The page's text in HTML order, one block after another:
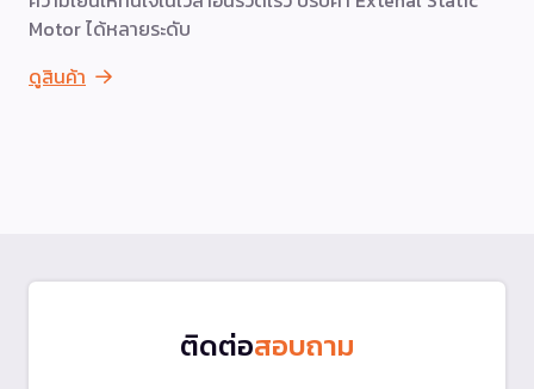
Motor ได้หลายระดับ
ดูสินค้า
ติดต่อสอบถาม